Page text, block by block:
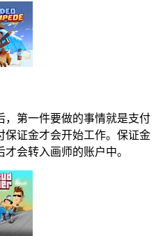
第一件要做的事情就是支付
保证金才会开始工作。保证金
会转入画师的账户中。